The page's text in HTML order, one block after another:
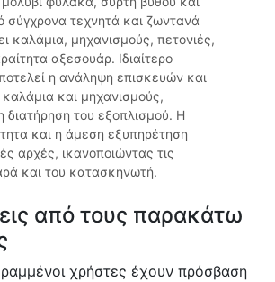
σύγχρονα τεχνητά και ζωντανά
καλάμια, μηχανισμούς, πετονιές,
αξεσουάρ. Ιδιαίτερο
η ανάληψη επισκευών και
και μηχανισμούς,
διατήρηση του εξοπλισμού. Η
και η άμεση εξυπηρέτηση
αρχές, ικανοποιώντας τις
και του κατασκηνωτή.
από τους παρακάτω
χρήστες έχουν πρόσβαση